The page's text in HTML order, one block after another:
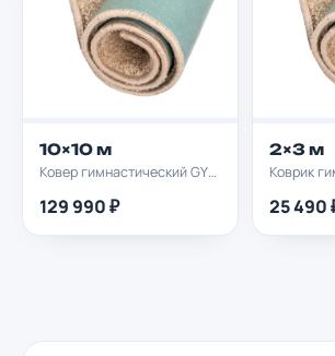
10×10 м
Ковер гимнастический GYMPROF 10х10м
129 990 ₽
2×3 м
25 490